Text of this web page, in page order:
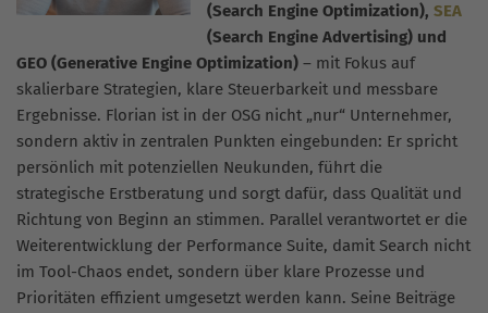
(Search Engine Optimization), SEA
(Search Engine Advertising) und
GEO (Generative Engine Optimization) – mit Fokus auf
skalierbare Strategien, klare Steuerbarkeit und messbare
Ergebnisse. Florian ist in der OSG nicht „nur“ Unternehmer,
sondern aktiv in zentralen Punkten eingebunden: Er spricht
persönlich mit potenziellen Neukunden, führt die
strategische Erstberatung und sorgt dafür, dass Qualität und
Richtung von Beginn an stimmen. Parallel verantwortet er die
Weiterentwicklung der Performance Suite, damit Search nicht
im Tool-Chaos endet, sondern über klare Prozesse und
Prioritäten effizient umgesetzt werden kann. Seine Beiträge